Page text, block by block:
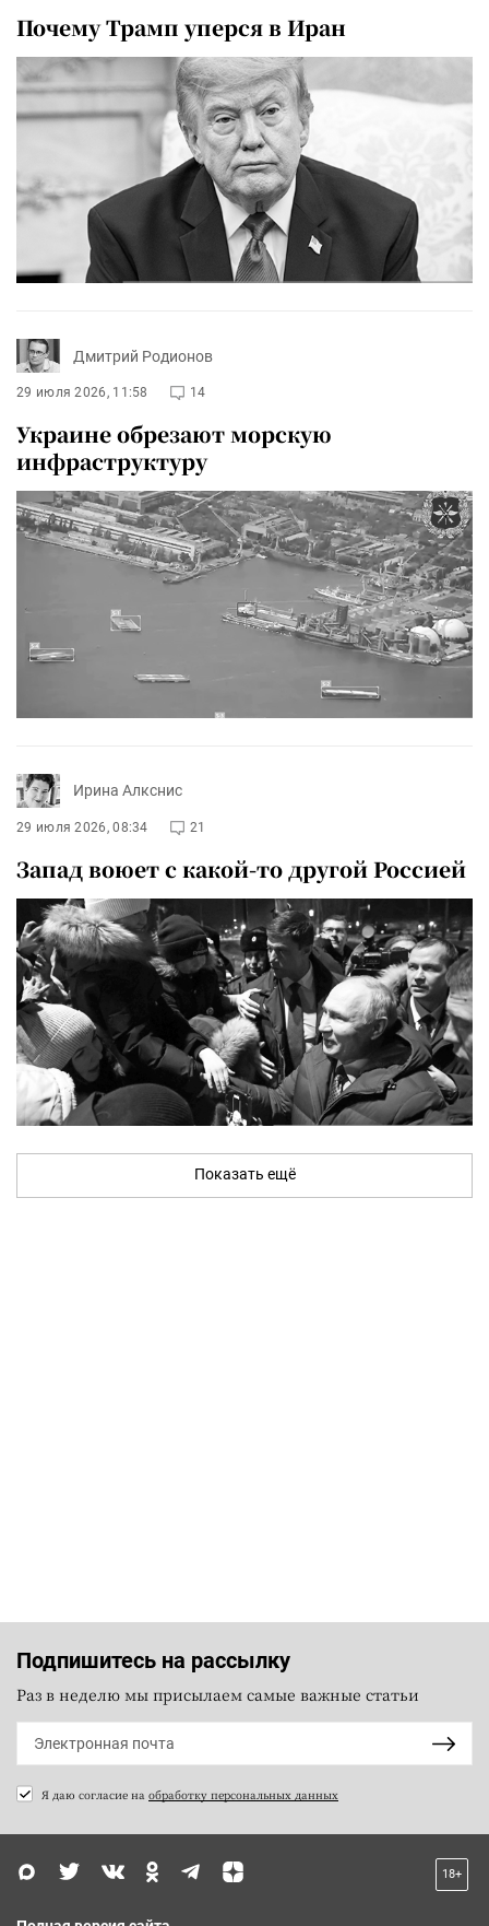
Почему Трамп уперся в Иран
Дмитрий Родионов
29 июля 2026, 11:58 14
Украине обрезают морскую
инфраструктуру
Ирина Алкснис
29 июля 2026, 08:34 21
Запад воюет с какой-то другой Россией
Показать ещё
Подпишитесь на рассылку
Раз в неделю мы присылаем самые важные статьи
Я даю согласие на обработку персональных данных
18+